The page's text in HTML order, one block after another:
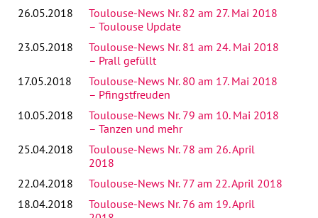
26.05.2018
Toulouse-News Nr. 82 am 27. Mai 2018
– Toulouse Update
23.05.2018
Toulouse-News Nr. 81 am 24. Mai 2018
– Prall gefüllt
17.05.2018
Toulouse-News Nr. 80 am 17. Mai 2018
– Pfingstfreuden
10.05.2018
Toulouse-News Nr. 79 am 10. Mai 2018
– Tanzen und mehr
25.04.2018
Toulouse-News Nr. 78 am 26. April
2018
22.04.2018
Toulouse-News Nr. 77 am 22. April 2018
18.04.2018
Toulouse-News Nr. 76 am 19. April